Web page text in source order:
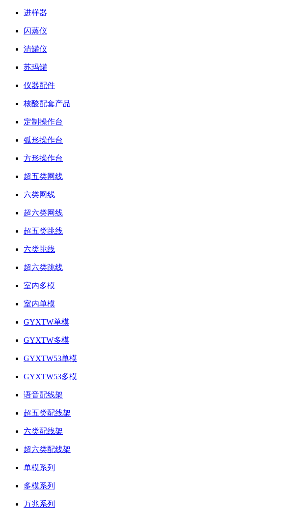
进样器
闪蒸仪
清罐仪
苏玛罐
仪器配件
核酸配套产品
定制操作台
弧形操作台
方形操作台
超五类网线
六类网线
超六类网线
超五类跳线
六类跳线
超六类跳线
室内多模
室内单模
GYXTW单模
GYXTW多模
GYXTW53单模
GYXTW53多模
语音配线架
超五类配线架
六类配线架
超六类配线架
单模系列
多模系列
万兆系列